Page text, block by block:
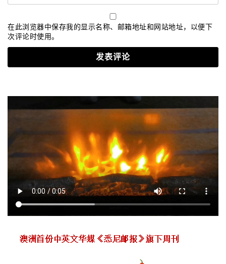
在此浏览器中保存我的显示名称、邮箱地址和网站地址，以便下
次评论时使用。